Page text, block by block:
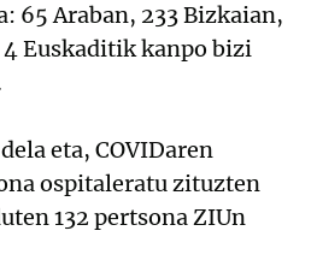
65 Araban, 233 Bizkaian,
4 Euskaditik kanpo bizi
eta, COVIDaren
ospitaleratu zituzten
132 pertsona ZIUn